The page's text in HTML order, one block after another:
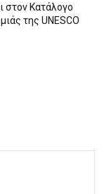
στον Κατάλογο
της UNESCO